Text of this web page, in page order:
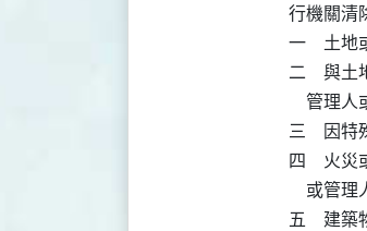
行機關清
一　土地
二　與土
管理
三　因特
四　火災
或管
五　建築